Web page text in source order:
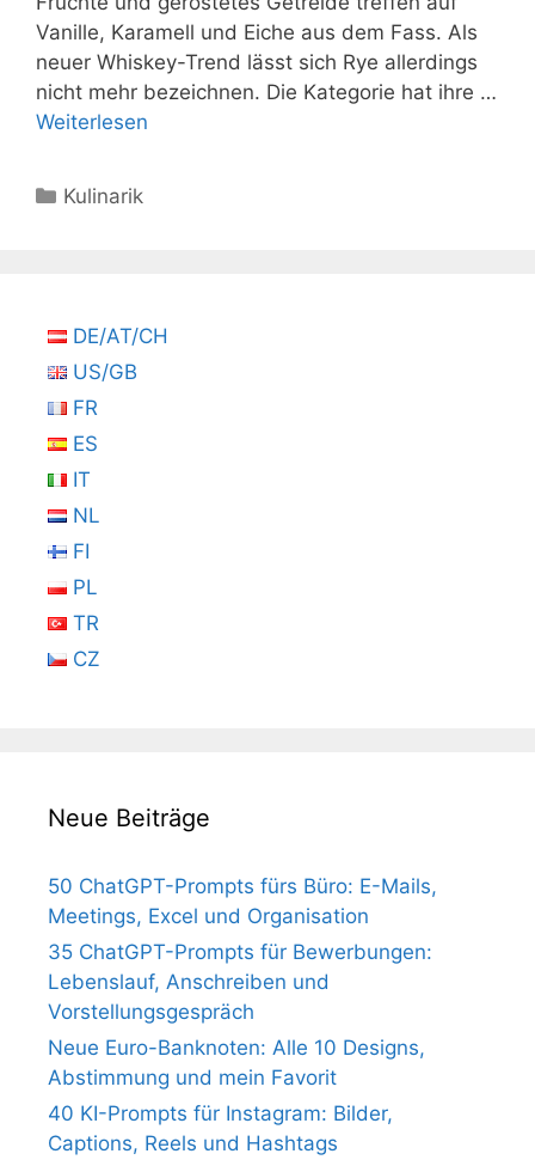
Vanille, Karamell und Eiche aus dem Fass. Als
neuer Whiskey-Trend lässt sich Rye allerdings
nicht mehr bezeichnen. Die Kategorie hat ihre …
Weiterlesen
Kategorien
Kulinarik
DE/AT/CH
US/GB
FR
ES
IT
NL
FI
PL
TR
CZ
Neue Beiträge
50 ChatGPT-Prompts fürs Büro: E-Mails,
Meetings, Excel und Organisation
35 ChatGPT-Prompts für Bewerbungen:
Lebenslauf, Anschreiben und
Vorstellungsgespräch
Neue Euro-Banknoten: Alle 10 Designs,
Abstimmung und mein Favorit
40 KI-Prompts für Instagram: Bilder,
Captions, Reels und Hashtags